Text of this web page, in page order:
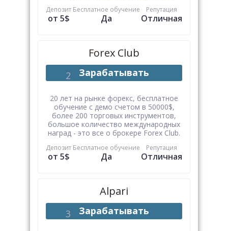
Депозит
от 5$
Бесплатное обучение
Да
Репутация
Отличная
Forex Club
Зарабатывать
20 лет на рынке форекс, бесплатное
обучение с демо счетом в 50000$,
более 200 торговых инструментов,
большое количество международных
наград - это все о брокере Forex Club.
Депозит
от 5$
Бесплатное обучение
Да
Репутация
Отличная
Alpari
Зарабатывать